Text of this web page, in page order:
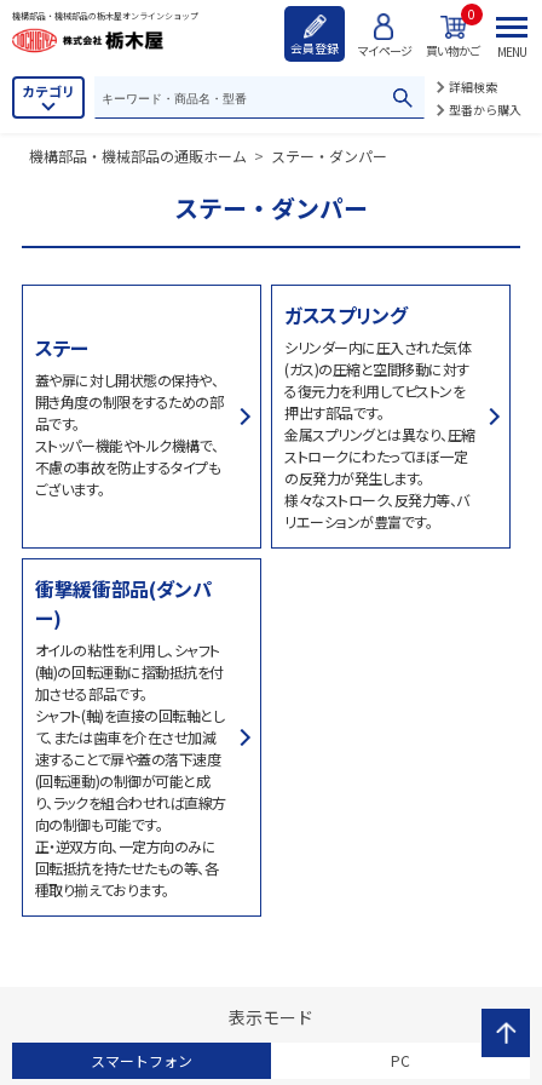
機構部品・機械部品の栃木屋オンラインショップ
会員登録 マイページ 買い物かご
0
カテゴリ
詳細検索
型番から購入
MENU
機構部品・機械部品の通販ホーム > ステー・ダンパー
ステー・ダンパー
ステー
蓋や扉に対し開状態の保持や、
開き角度の制限をするための部
品です。
ストッパー機能やトルク機構で、
不慮の事故を防止するタイプも
ございます。
ガススプリング
シリンダー内に圧入された気体
(ガス)の圧縮と空間移動に対す
る復元力を利用してピストンを
押出す部品です。
金属スプリングとは異なり、圧縮
ストロークにわたってほぼ一定
の反発力が発生します。
様々なストローク、反発力等、バ
リエーションが豊富です。
衝撃緩衝部品(ダンパ
ー)
オイルの粘性を利用し、シャフト
(軸)の回転運動に摺動抵抗を付
加させる部品です。
シャフト(軸)を直接の回転軸とし
て、または歯車を介在させ加減
速することで扉や蓋の落下速度
(回転運動)の制御が可能と成
り、ラックを組合わせれば直線方
向の制御も可能です。
正・逆双方向、一定方向のみに
回転抵抗を持たせたもの等、各
種取り揃えております。
表示モード
スマートフォン PC